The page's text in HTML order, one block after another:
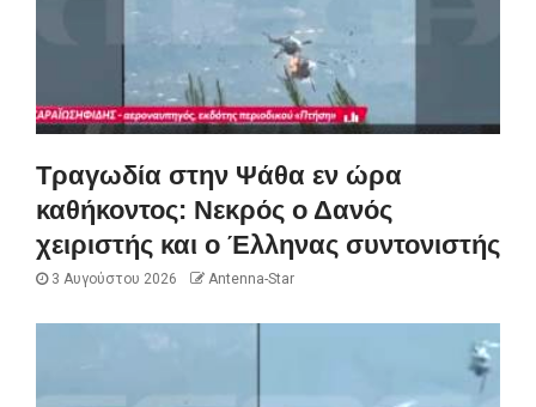
Τραγωδία στην Ψάθα εν ώρα
καθήκοντος: Νεκρός ο Δανός
χειριστής και ο Έλληνας συντονιστής
3 Αυγούστου 2026 Antenna-Star